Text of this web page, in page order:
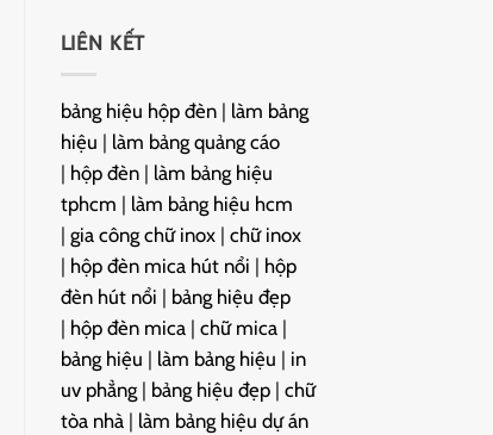
LIÊN KẾT
bảng hiệu hộp đèn| làm bảng
hiệu | làm bảng quảng cáo
| hộp đèn| làm bảng hiệu
tphcm | làm bảng hiệu hcm
| gia công chữ inox| chữ inox
| hộp đèn mica hút nổi | hộp
đèn hút nổi | bảng hiệu đẹp
| hộp đèn mica| chữ mica|
bảng hiệu | làm bảng hiệu | in
uv phẳng| bảng hiệu đẹp| chữ
tòa nhà| làm bảng hiệu dự án